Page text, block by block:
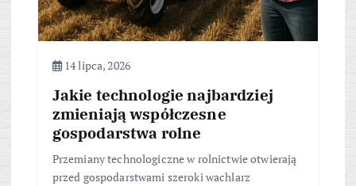
14 lipca, 2026
Jakie technologie najbardziej
zmieniają współczesne
gospodarstwa rolne
Przemiany technologiczne w rolnictwie otwierają
przed gospodarstwami szeroki wachlarz